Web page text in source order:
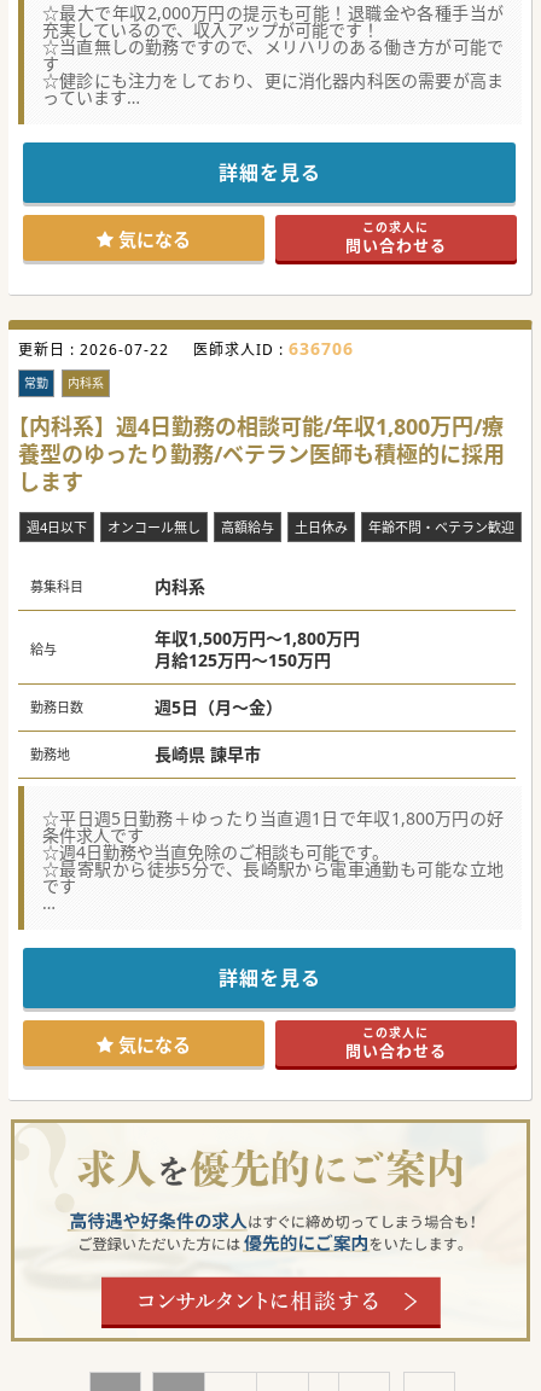
☆最大で年収2,000万円の提示も可能！退職金や各種手当が
充実しているので、収入アップが可能です！
☆当直無しの勤務ですので、メリハリのある働き方が可能で
す
☆健診にも注力をしており、更に消化器内科医の需要が高ま
っています
長崎市にある急性期から慢性期や予防・在宅医療分野にも取
り組んでいる病院です。
長崎駅からより車で約20分程度のところにあり、長崎市方面
は勿論、諫早市方面からもアクセスしやすい立地です。
院長先生は優しく気さくな先生で、おのずと院内の雰囲気は
明るく人間関係も良いため働きやすい環境と思います。
少しでもご興味がございましたら、お気軽にお問合せくださ
い。
#秋入職可
詳細を見る
気になる この求人に
問い合わせる
更新日 : 2026-07-22 医師求人ID : 636706
常勤 内科系
【内科系】週4日勤務の相談可能/年収1,800万円/療
養型のゆったり勤務/ベテラン医師も積極的に採用
します
週4日以下 オンコール無し 高額給与 土日休み 年齢不問・ベテラン歓迎
募集科目 内科系
給与
年収1,500万円～1,800万円
月給125万円～150万円
勤務日数 週5日（月～金）
勤務地 長崎県 諫早市
☆平日週5日勤務＋ゆったり当直週1日で年収1,800万円の好
条件求人です
☆週4日勤務や当直免除のご相談も可能です。
☆最寄駅から徒歩5分で、長崎駅から電車通勤も可能な立地
です
【年収1,800万円】【ゆったり勤務】【最寄駅から徒歩圏
内】など、人気の条件が目白押しです。
また、ベテラン医師も積極採用しております。
カルテは紙カルテを採用しております。
少しでもご興味がございましたら、お気軽にお問合せくださ
#秋入職可
詳細を見る
気になる この求人に
問い合わせる